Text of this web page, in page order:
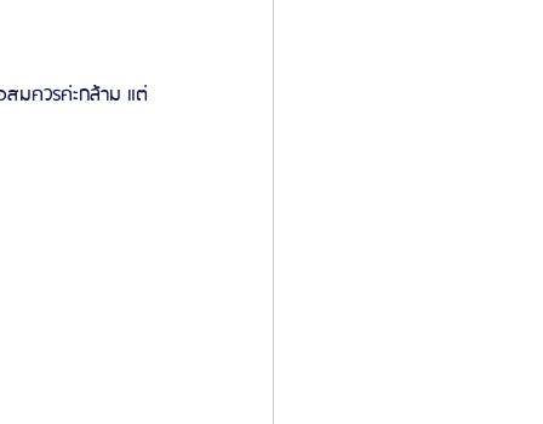
สมควรค่ะกล้าม แต่